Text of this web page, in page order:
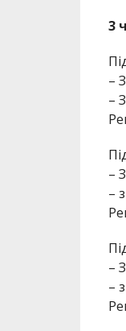
3
–
–
–
–
–
–